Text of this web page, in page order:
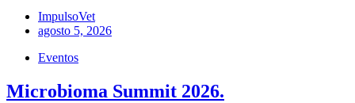
ImpulsoVet
agosto 5, 2026
Eventos
Microbioma Summit 2026.